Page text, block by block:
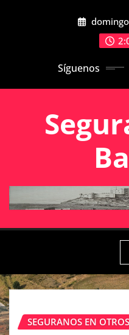
Síguenos
SEGURANOS EN